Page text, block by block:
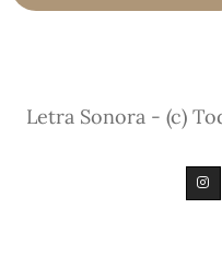
Letra Sonora - (c)